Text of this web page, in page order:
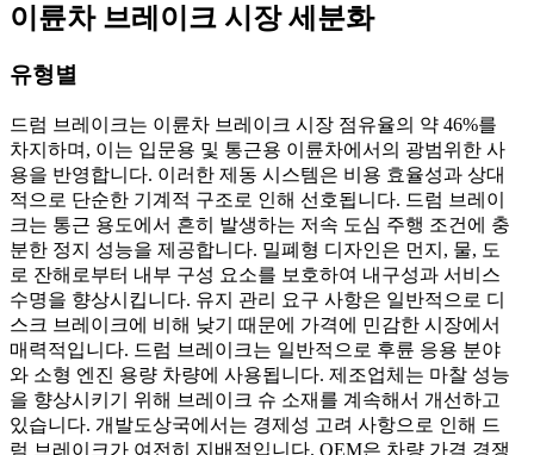
이륜차 브레이크 시장 세분화
유형별
드럼 브레이크는 이륜차 브레이크 시장 점유율의 약 46%를
차지하며, 이는 입문용 및 통근용 이륜차에서의 광범위한 사
용을 반영합니다. 이러한 제동 시스템은 비용 효율성과 상대
적으로 단순한 기계적 구조로 인해 선호됩니다. 드럼 브레이
크는 통근 용도에서 흔히 발생하는 저속 도심 주행 조건에 충
분한 정지 성능을 제공합니다. 밀폐형 디자인은 먼지, 물, 도
로 잔해로부터 내부 구성 요소를 보호하여 내구성과 서비스
수명을 향상시킵니다. 유지 관리 요구 사항은 일반적으로 디
스크 브레이크에 비해 낮기 때문에 가격에 민감한 시장에서
매력적입니다. 드럼 브레이크는 일반적으로 후륜 응용 분야
와 소형 엔진 용량 차량에 사용됩니다. 제조업체는 마찰 성능
을 향상시키기 위해 브레이크 슈 소재를 계속해서 개선하고
있습니다. 개발도상국에서는 경제성 고려 사항으로 인해 드
럼 브레이크가 여전히 지배적입니다. OEM은 차량 가격 경쟁